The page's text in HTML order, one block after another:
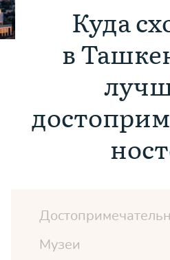
Куда
в
Музеи